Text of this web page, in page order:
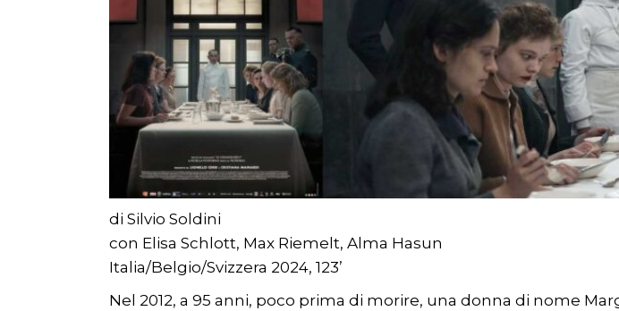
di Silvio Soldini
con Elisa Schlott, Max Riemelt, Alma Hasun
Italia/Belgio/Svizzera 2024, 123’
Nel 2012, a 95 anni, poco prima di morire, una donna di nome